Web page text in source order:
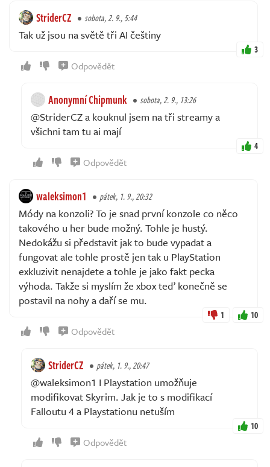
StriderCZ sobota, 2. 9., 5:44
Tak už jsou na světě tři AI češtiny
3
Odpovědět
Anonymní Chipmunk sobota, 2. 9., 13:26
@StriderCZ a kouknul jsem na tři streamy a
všichni tam tu ai mají
4
Odpovědět
waleksimon1 pátek, 1. 9., 20:32
Módy na konzoli? To je snad první konzole co něco
takového u her bude možný. Tohle je hustý.
Nedokážu si představit jak to bude vypadat a
fungovat ale tohle prostě jen tak u PlayStation
exkluzivit nenajdete a tohle je jako fakt pecka
výhoda. Takže si myslím že xbox teď konečně se
postavil na nohy a daří se mu.
1 10
Odpovědět
StriderCZ pátek, 1. 9., 20:47
@waleksimon1 I Playstation umožňuje
modifikovat Skyrim. Jak je to s modifikací
Falloutu 4 a Playstationu netuším
10
Odpovědět